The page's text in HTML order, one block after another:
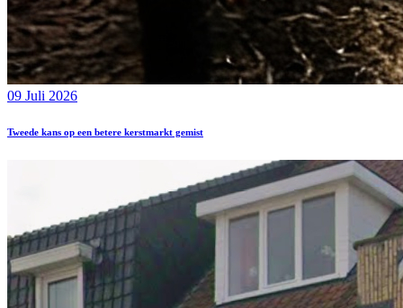
09 Juli 2026
Tweede kans op een betere kerstmarkt gemist